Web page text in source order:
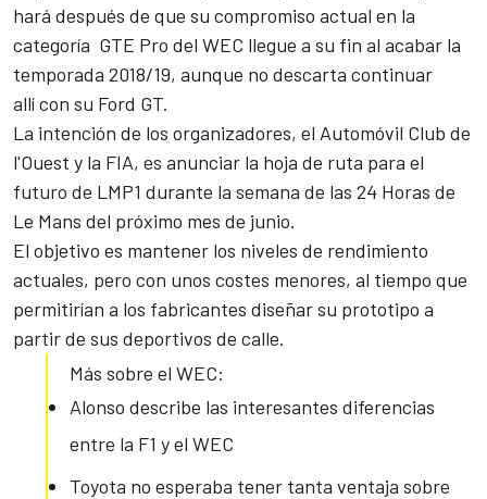
hará después de que su compromiso actual en la
categoría GTE Pro del WEC llegue a su fin al acabar la
temporada 2018/19, aunque no descarta continuar
allí con su Ford GT.
La intención de los organizadores, el Automóvil Club de
l'Ouest y la FIA, es anunciar la hoja de ruta para el
futuro de LMP1 durante la semana de las 24 Horas de
Le Mans del próximo mes de junio.
El objetivo es mantener los niveles de rendimiento
actuales, pero con unos costes menores, al tiempo que
permitirían a los fabricantes diseñar su prototipo a
partir de sus deportivos de calle.
Más sobre el WEC:
Alonso describe las interesantes diferencias
entre la F1 y el WEC
Toyota no esperaba tener tanta ventaja sobre